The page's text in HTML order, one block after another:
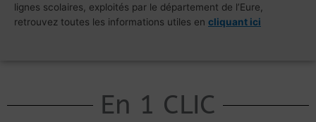
lignes scolaires, exploités par le département de l’Eure,
retrouvez toutes les informations utiles en cliquant ici
En 1 CLIC